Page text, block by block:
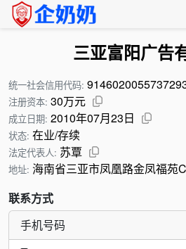
三亚富阳广告
统一社会信用代码:
注册资本: 30万元
成立日期: 2010年07月23日
状态: 在业/存续
法定代表人: 苏覃
地址: 海南省三亚市凤凰路金凤福苑
联系方式
手机号码